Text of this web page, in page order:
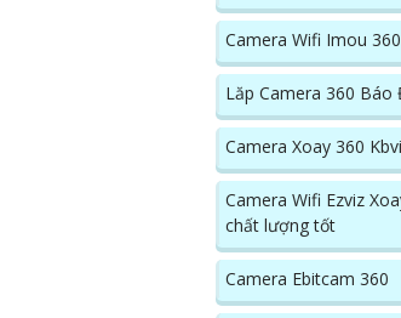
Camera Wifi Imou 360
Lăp Camera 360 Báo
Camera Xoay 360
Camera Wifi Ezviz
chất lượng tốt
Camera Ebitcam 360